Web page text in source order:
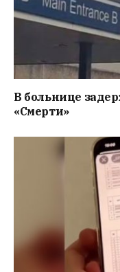
В больнице
«Смерти»